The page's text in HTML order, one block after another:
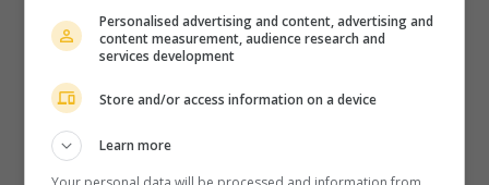
Personalised advertising and content, advertising and
content measurement, audience research and
services development
Store and/or access information on a device
Learn more